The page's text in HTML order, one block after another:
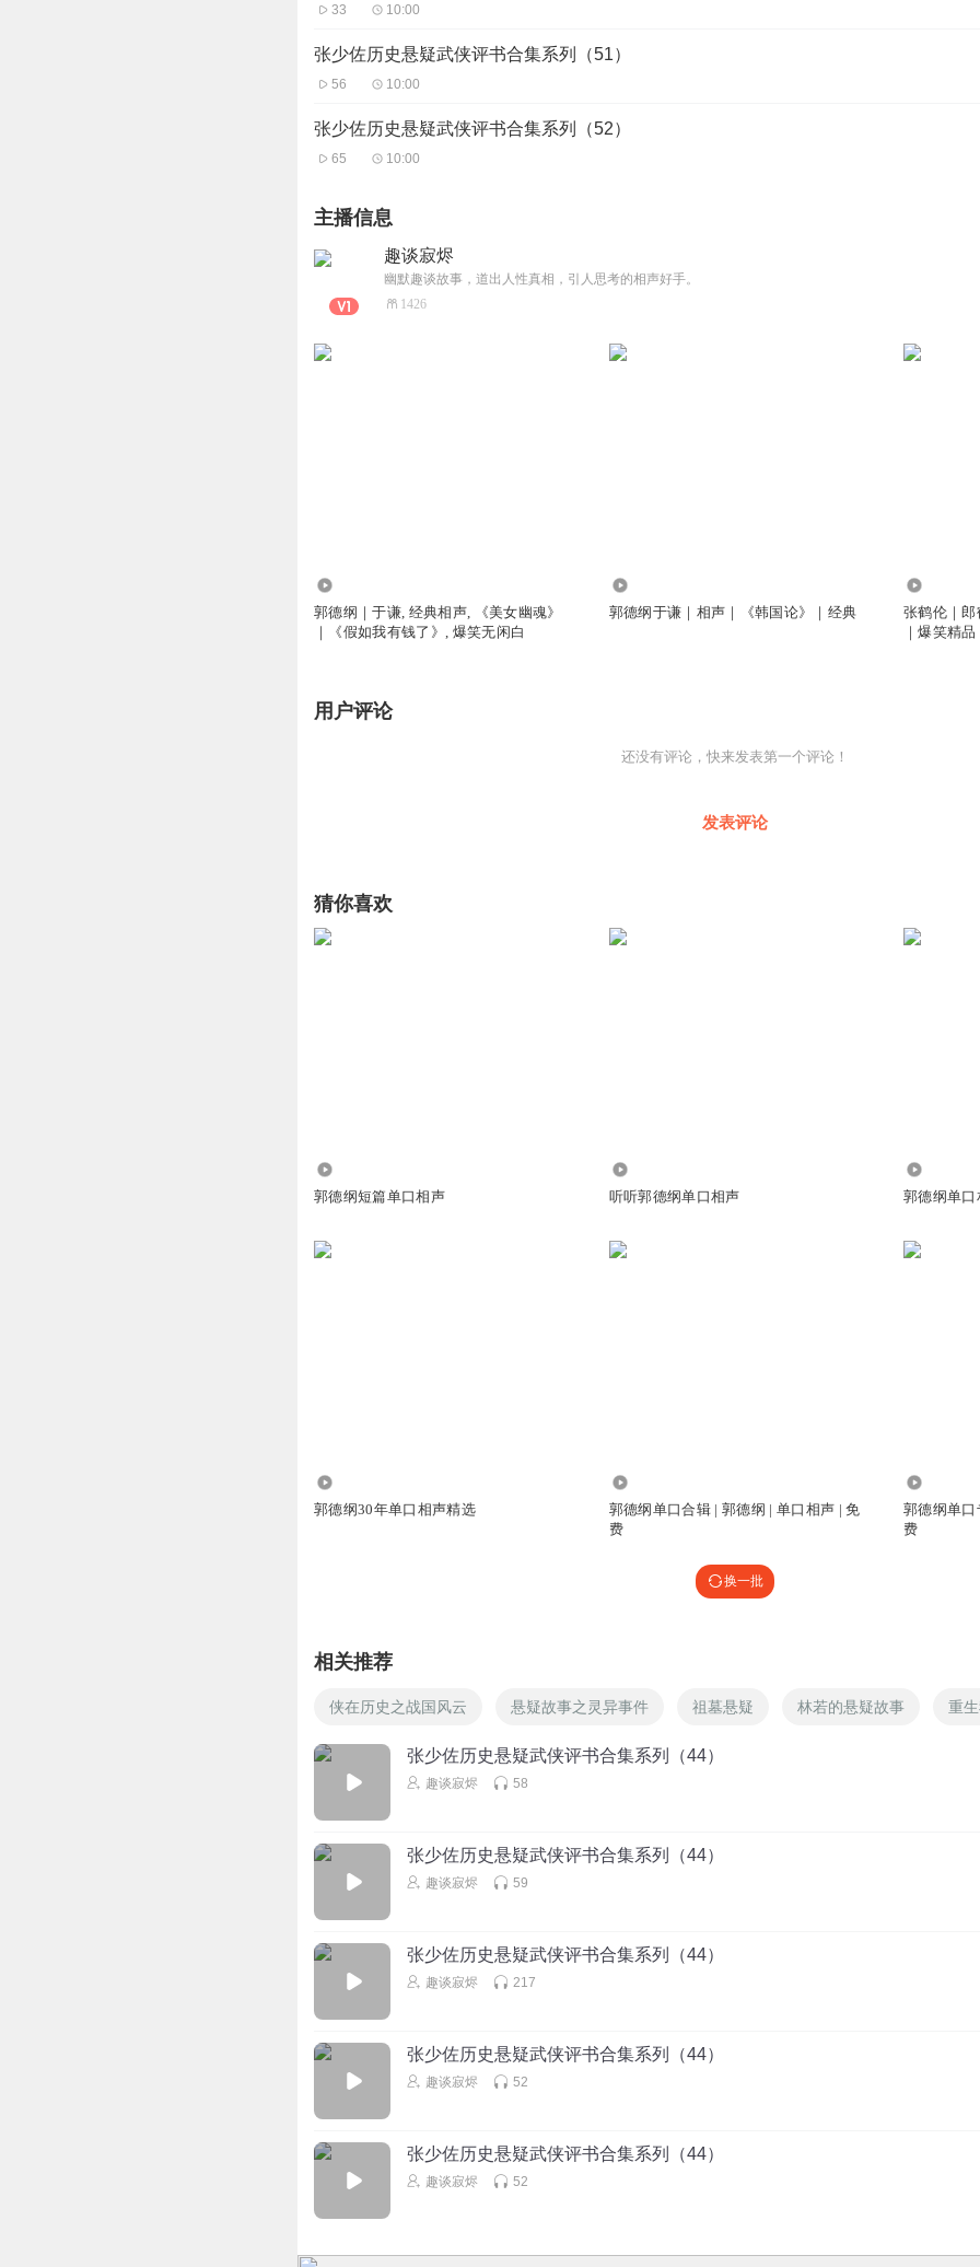
33 10:00
张少佐历史悬疑武侠评书合集系列（51）
56 10:00
张少佐历史悬疑武侠评书合集系列（52）
65 10:00
主播信息
趣谈寂烬
幽默趣谈故事，道出人性真相，引人思考的相声好手。
1426
郭德纲｜于谦, 经典相声, 《美女幽魂》
｜《假如我有钱了》, 爆笑无闲白
郭德纲于谦｜相声｜《韩国论》｜经典
张鹤伦｜
｜爆笑精品
用户评论
还没有评论，快来发表第一个评论！
发表评论
猜你喜欢
郭德纲短篇单口相声 听听郭德纲单口相声 郭德纲单
郭德纲30年单口相声精选
郭德纲单口合辑 | 郭德纲 | 单口相声 | 免
费
郭德纲单口
费
换一批
相关推荐
侠在历史之战国风云 悬疑故事之灵异事件 祖墓悬疑 林若的悬疑故事 重
张少佐历史悬疑武侠评书合集系列（44）
趣谈寂烬 58
张少佐历史悬疑武侠评书合集系列（44）
趣谈寂烬 59
张少佐历史悬疑武侠评书合集系列（44）
趣谈寂烬 217
张少佐历史悬疑武侠评书合集系列（44）
趣谈寂烬 52
张少佐历史悬疑武侠评书合集系列（44）
趣谈寂烬 52